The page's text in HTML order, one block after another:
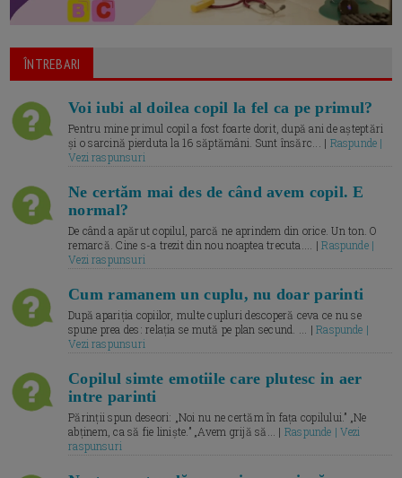
ÎNTREBARI
Voi iubi al doilea copil la fel ca pe primul?
Pentru mine primul copil a fost foarte dorit, după ani de așteptări
și o sarcină pierduta la 16 săptămâni. Sunt însărc... | Raspunde |
Vezi raspunsuri
Ne certăm mai des de când avem copil. E
normal?
De când a apărut copilul, parcă ne aprindem din orice. Un ton. O
remarcă. Cine s-a trezit din nou noaptea trecuta.... |Raspunde |
Vezi raspunsuri
Cum ramanem un cuplu, nu doar parinti
După apariția copiilor, multe cupluri descoperă ceva ce nu se
spune prea des: relația se mută pe plan secund. ... |Raspunde |
Vezi raspunsuri
Copilul simte emotiile care plutesc in aer
intre parinti
Părinții spun deseori: „Noi nu ne certăm în fața copilului.” „Ne
abținem, ca să fie liniște.” „Avem grijă să... | Raspunde | Vezi
raspunsuri